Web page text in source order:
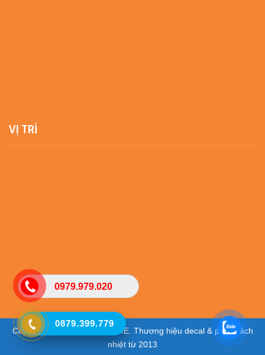
0979.979.020
VỊ TRÍ
Copyright © 2025 - VIETHOME. Thương hiệu decal & phim cách
nhiệt từ 2013
0879.399.779